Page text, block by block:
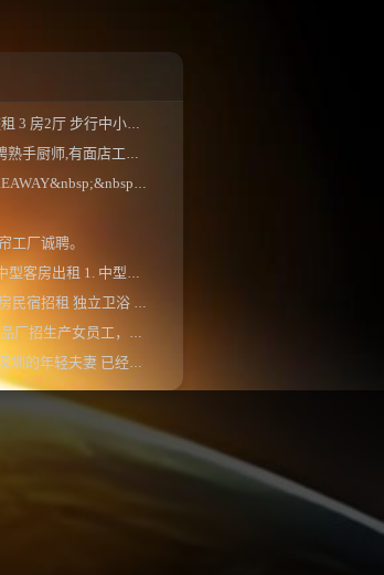
厅 步行中小学校区、 独...
师,有面店工作经验更佳...
。
工厂诚聘。
出租 1. 中型双人床房...
招租 独立卫浴 现有两...
生产女员工，一周5-...
年轻夫妻 已经来新西...